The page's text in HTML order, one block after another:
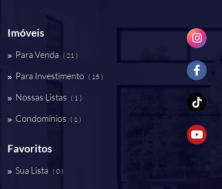
Imóveis
Para Venda ( 21 )
Para Investimento ( 15 )
Nossas Listas ( 1 )
Condomínios ( 1 )
Favoritos
Sua Lista ( 0 )